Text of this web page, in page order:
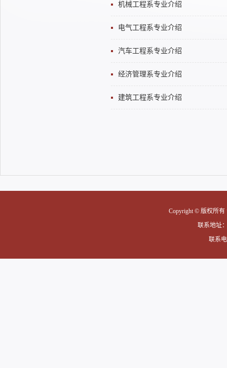
机械工程系专业介绍
电气工程系专业介绍
汽车工程系专业介绍
经济管理系专业介绍
建筑工程系专业介绍
Copyright © 版权所
联系地址
联系